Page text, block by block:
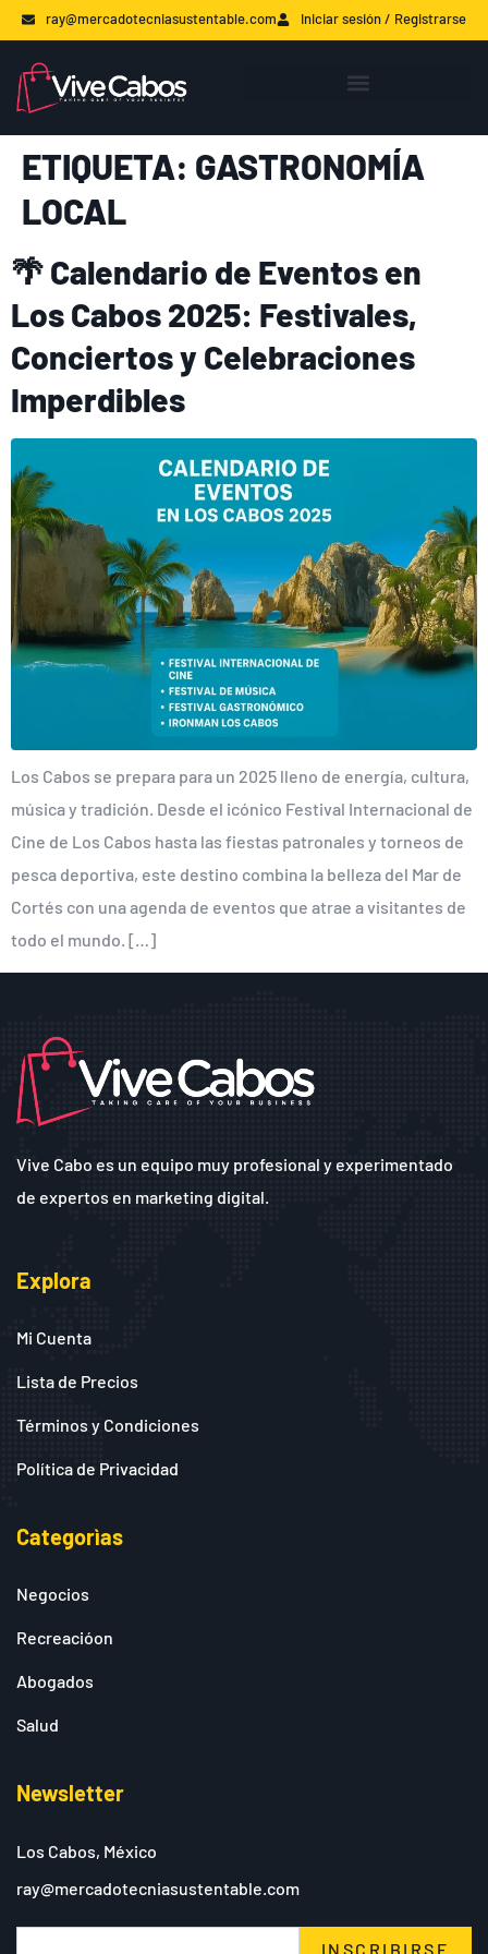
ray@mercadotecniasustentable.com Iniciar sesión / Registrarse
ETIQUETA: GASTRONOMÍA
LOCAL
🌴 Calendario de Eventos en
Los Cabos 2025: Festivales,
Conciertos y Celebraciones
Imperdibles
Los Cabos se prepara para un 2025 lleno de energía, cultura,
música y tradición. Desde el icónico Festival Internacional de
Cine de Los Cabos hasta las fiestas patronales y torneos de
pesca deportiva, este destino combina la belleza del Mar de
Cortés con una agenda de eventos que atrae a visitantes de
todo el mundo. […]
Vive Cabo es un equipo muy profesional y experimentado
de expertos en marketing digital.
Explora
Mi Cuenta
Lista de Precios
Términos y Condiciones
Política de Privacidad
Categorìas
Negocios
Recreacióon
Abogados
Salud
Newsletter
Los Cabos, México
ray@mercadotecniasustentable.com
INSCRIBIRSE